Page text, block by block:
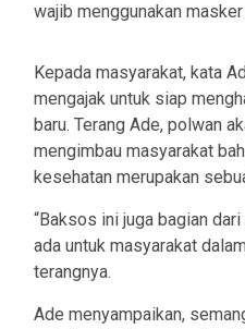
wajib menggunakan
Kepada masyarakat, kata
mengajak untuk siap
baru. Terang Ade, polwan
mengimbau masyarakat
kesehatan merupakan
“Baksos ini juga bagian
ada untuk masyarakat
terangnya.
Ade menyampaikan,